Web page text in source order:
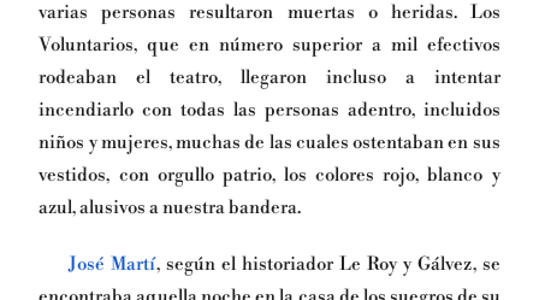
varias personas resultaron muertas o heridas. Los
Voluntarios, que en número superior a mil efectivos
rodeaban el teatro, llegaron incluso a intentar
incendiarlo con todas las personas adentro, incluidos
niños y mujeres, muchas de las cuales ostentaban en sus
vestidos, con orgullo patrio, los colores rojo, blanco y
azul, alusivos a nuestra bandera.
José Martí, según el historiador Le Roy y Gálvez, se